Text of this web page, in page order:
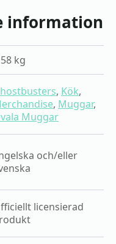
information
kg
, Kök,
, Muggar,
Muggar
och/eller
licensierad